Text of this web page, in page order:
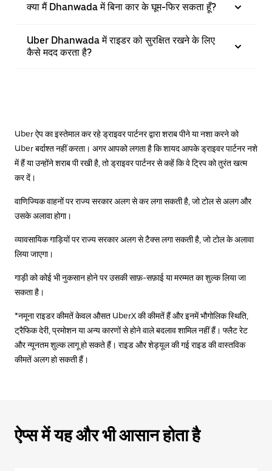
क्या मैं Dhanwada में बिना कार के घूम-फिर सकता हूँ?
Uber Dhanwada में राइडर को सुरक्षित रखने के लिए
कैसे मदद करता है?
Uber ऐप का इस्तेमाल कर रहे ड्राइवर पार्टनर द्वारा शराब पीने या नशा करने को
Uber बर्दाश्त नहीं करता। अगर आपको लगता है कि शायद आपके ड्राइवर पार्टनर नशे
में हैं या उन्होंने शराब पी रखी है, तो ड्राइवर पार्टनर से कहें कि वे ट्रिप को तुरंत खत्म
कर दें।
वाणिज्यिक वाहनों पर राज्य सरकार अलग से कर लगा सकती है, जो टोल से अलग और
उसके अलावा होगा।
व्यावसायिक गाड़ियों पर राज्य सरकार अलग से टैक्स लगा सकती है, जो टोल के अलावा
लिया जाएगा।
गाड़ी को कोई भी नुकसान होने पर उसकी साफ़-सफ़ाई या मरम्मत का शुल्क लिया जा
सकता है।
*नमूना राइडर कीमतें केवल औसत UberX की कीमतें हैं और इनमें भौगोलिक स्थिति,
ट्रैफिक देरी, प्रमोशन या अन्य कारणों से होने वाले बदलाव शामिल नहीं हैं। फ्लैट रेट
और न्यूनतम शुल्क लागू हो सकते हैं। राइड और शेड्यूल की गई राइड की वास्तविक
कीमतें अलग हो सकती हैं।
ऐप्स में यह और भी आसान होता है